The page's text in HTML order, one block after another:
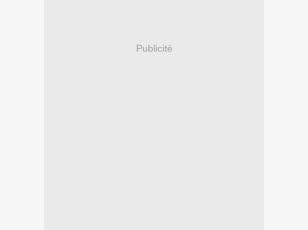
Publicité